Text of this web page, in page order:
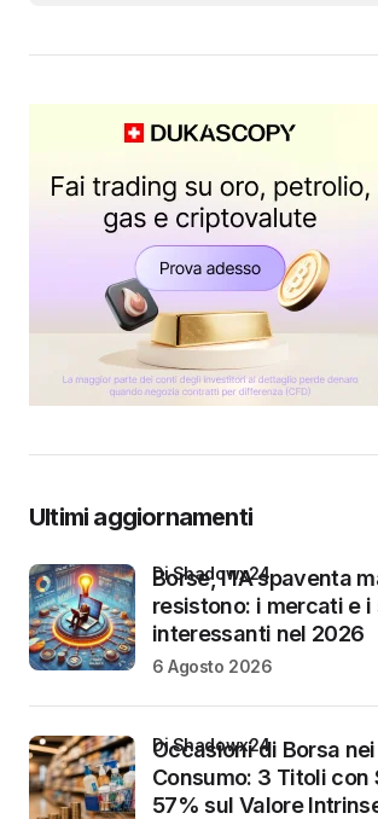
Ultimi aggiornamenti
Borse, l’IA spaventa
resistono: i mercati e
interessanti nel 2026
di Shadowx24
6 Agosto 2026
Occasioni di Borsa
Consumo: 3 Titoli con
57% sul Valore
di Shadowx24